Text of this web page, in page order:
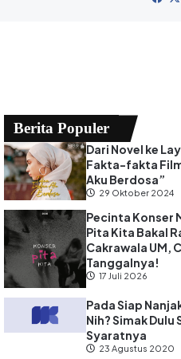
Berita Populer
Dari Novel ke
Fakta-fakta
Aku Berdosa”
29 Oktober 2024
Pecinta Konser
Pita Kita Bakal
Cakrawala UM,
Tanggalnya!
17 Juli 2026
Pada Siap
Nih? Simak Dulu
Syaratnya
23 Agustus 2020